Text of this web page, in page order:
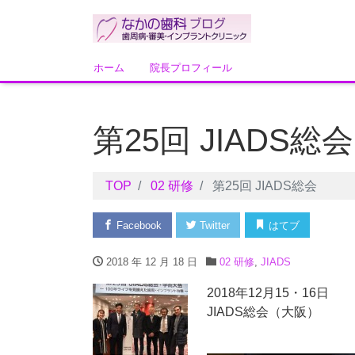
ホーム 院長プロフィール
第25回 JIADS総会
TOP 02 研修 第25回 JIADS総会
Facebook Twitter はてブ
2018 年 12 月 18 日 02 研修, JIADS
2018年12月15・16日
JIADS総会（大阪）